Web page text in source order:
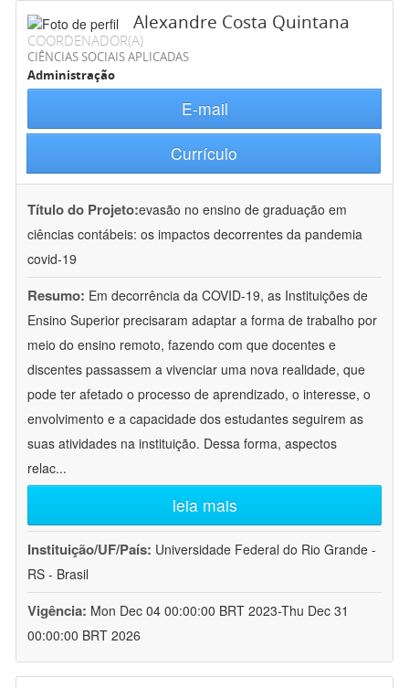
Alexandre Costa Quintana
COORDENADOR(A)
CIÊNCIAS SOCIAIS APLICADAS
Administração
E-mail
Currículo
Título do Projeto:evasão no ensino de graduação em
ciências contábeis: os impactos decorrentes da pandemia
covid-19
Resumo: Em decorrência da COVID-19, as Instituições de
Ensino Superior precisaram adaptar a forma de trabalho por
meio do ensino remoto, fazendo com que docentes e
discentes passassem a vivenciar uma nova realidade, que
pode ter afetado o processo de aprendizado, o interesse, o
envolvimento e a capacidade dos estudantes seguirem as
suas atividades na instituição. Dessa forma, aspectos
relac...
leia mais
Instituição/UF/País: Universidade Federal do Rio Grande -
RS - Brasil
Vigência: Mon Dec 04 00:00:00 BRT 2023-Thu Dec 31
00:00:00 BRT 2026